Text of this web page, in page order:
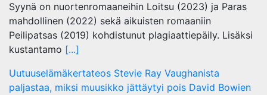
Syynä on nuortenromaaneihin Loitsu (2023) ja Paras
mahdollinen (2022) sekä aikuisten romaaniin
Peilipatsas (2019) kohdistunut plagiaattiepäily. Lisäksi
kustantamo [...]
Uutuuselämäkertateos Stevie Ray Vaughanista
paljastaa, miksi muusikko jättäytyi pois David Bowien